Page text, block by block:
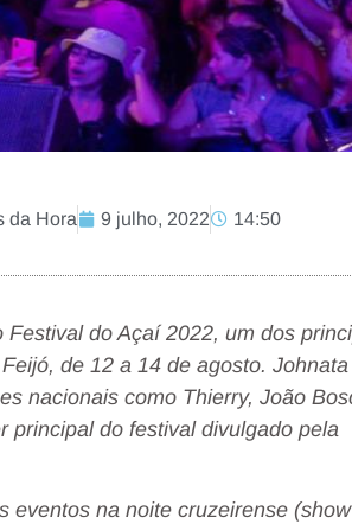
da Hora 9 julho, 2022 14:50
do Açaí 2022, um dos
de 12 a 14 de agosto. Johnata
nacionais como Thierry, João
principal do festival divulgado pela
eventos na noite cruzeirense